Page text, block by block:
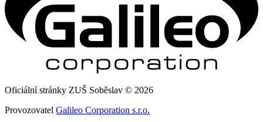
Oficiální stránky ZUŠ Soběslav © 2026
Provozovatel Galileo Corporation s.r.o.